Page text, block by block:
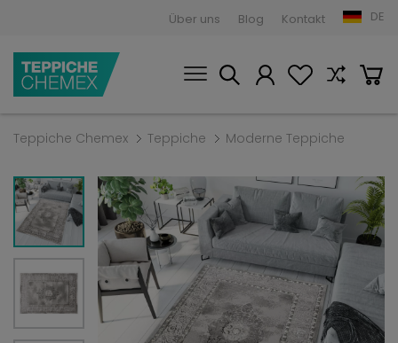
Über uns Blog Kontakt DE
Teppiche Chemex Teppiche Moderne Teppiche